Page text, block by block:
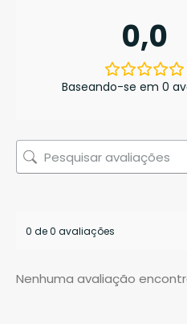
0,0
Baseando-se em 0
0 de 0 avaliações
Nenhuma avaliação